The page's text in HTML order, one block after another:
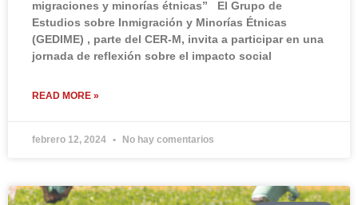
migraciones y minorías étnicas” El Grupo de
Estudios sobre Inmigración y Minorías Étnicas
(GEDIME) , parte del CER-M, invita a participar en una
jornada de reflexión sobre el impacto social
READ MORE »
febrero 12, 2024 No hay comentarios